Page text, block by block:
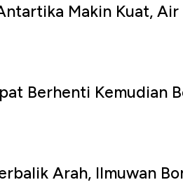
Makin Kuat, Air
Berhenti Kemudian
Arah, Ilmuwan